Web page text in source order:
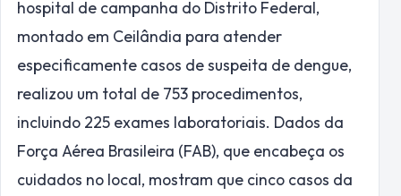
hospital de campanha do Distrito Federal,
montado em Ceilândia para atender
especificamente casos de suspeita de dengue,
realizou um total de 753 procedimentos,
incluindo 225 exames laboratoriais. Dados da
Força Aérea Brasileira (FAB), que encabeça os
cuidados no local, mostram que cinco casos da